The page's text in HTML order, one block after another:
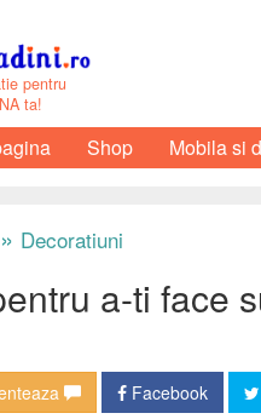
pentru
ta!
Shop Mobila si
» Decoratiuni
a-ti face
Facebook